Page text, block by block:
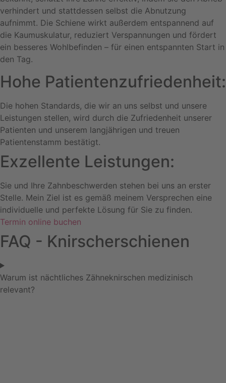
verhindert und stattdessen selbst die Abnutzung
aufnimmt. Die Schiene wirkt außerdem entspannend auf
die Kaumuskulatur, reduziert Verspannungen und fördert
ein besseres Wohlbefinden – für einen entspannten Start in
den Tag.
Hohe Patientenzufriedenheit:
Die hohen Standards, die wir an uns selbst und unsere
Leistungen stellen, wird durch die Zufriedenheit unserer
Patienten und unserem langjährigen und treuen
Patientenstamm bestätigt.
Exzellente Leistungen:
Sie und Ihre Zahnbeschwerden stehen bei uns an erster
Stelle. Mein Ziel ist es gemäß meinem Versprechen eine
individuelle und perfekte Lösung für Sie zu finden.
Termin online buchen
FAQ - Knirscherschienen
Warum ist nächtliches Zähneknirschen medizinisch
relevant?